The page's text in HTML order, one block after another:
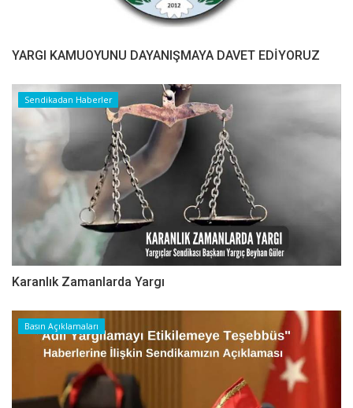
YARGI KAMUOYUNU DAYANIŞMAYA DAVET EDİYORUZ
Sendikadan Haberler
Karanlık Zamanlarda Yargı
Basın Açıklamaları